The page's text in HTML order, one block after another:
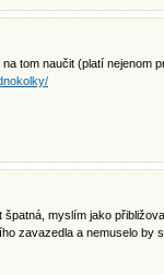
tom naučit (platí nejenom
myslím jako
zavazedla a nemuselo by